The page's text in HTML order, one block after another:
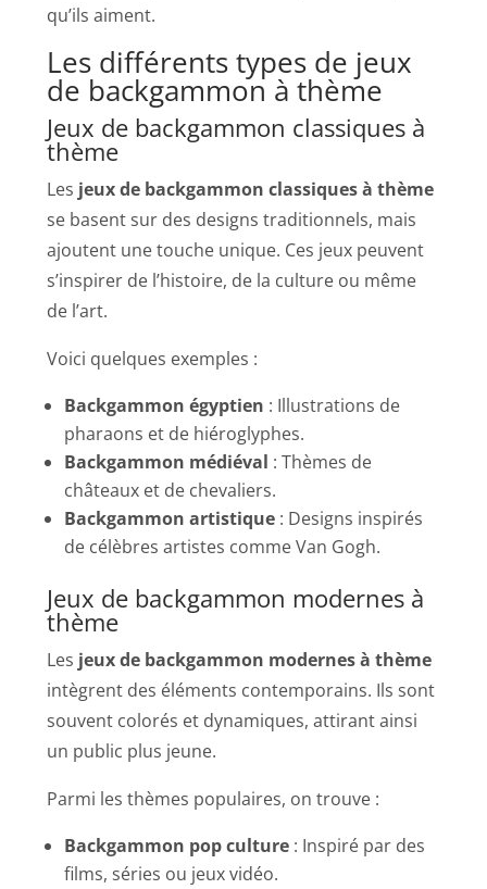
qu’ils aiment.
Les différents types de jeux
de backgammon à thème
Jeux de backgammon classiques à
thème
Les jeux de backgammon classiques à thème
se basent sur des designs traditionnels, mais
ajoutent une touche unique. Ces jeux peuvent
s’inspirer de l’histoire, de la culture ou même
de l’art.
Voici quelques exemples :
Backgammon égyptien : Illustrations de
pharaons et de hiéroglyphes.
Backgammon médiéval : Thèmes de
châteaux et de chevaliers.
Backgammon artistique : Designs inspirés
de célèbres artistes comme Van Gogh.
Jeux de backgammon modernes à
thème
Les jeux de backgammon modernes à thème
intègrent des éléments contemporains. Ils sont
souvent colorés et dynamiques, attirant ainsi
un public plus jeune.
Parmi les thèmes populaires, on trouve :
Backgammon pop culture : Inspiré par des
films, séries ou jeux vidéo.